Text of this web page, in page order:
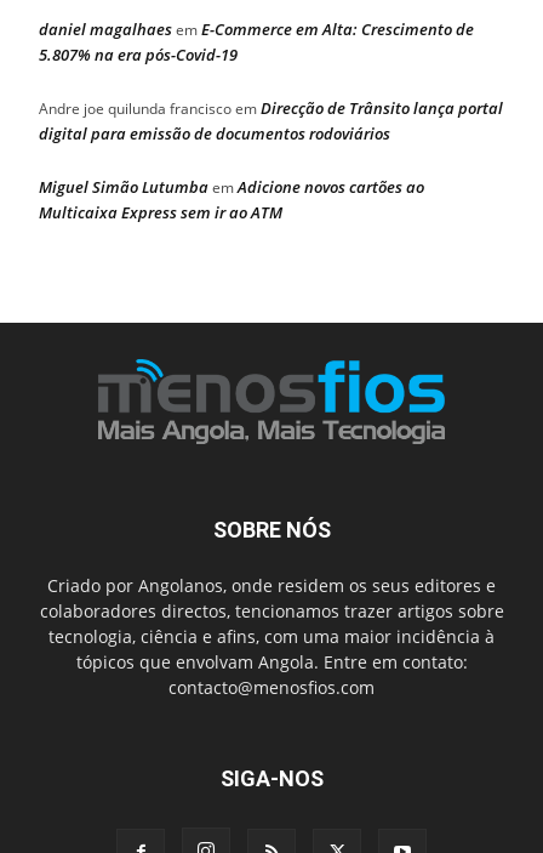
daniel magalhaesemE-Commerce em Alta: Crescimento de
5.807% na era pós-Covid-19
Andre joe quilunda franciscoemDirecção de Trânsito lança portal
digital para emissão de documentos rodoviários
Miguel Simão LutumbaemAdicione novos cartões ao
Multicaixa Express sem ir ao ATM
SOBRE NÓS
Criado por Angolanos, onde residem os seus editores e
colaboradores directos, tencionamos trazer artigos sobre
tecnologia, ciência e afins, com uma maior incidência à
tópicos que envolvam Angola. Entre em contato:
contacto@menosfios.com
SIGA-NOS